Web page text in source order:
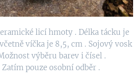
licí hmoty . Délka tácku je
víčka je 8,5, cm . Sojový vosk
výběru barev i čísel .
pouze osobní odběr .